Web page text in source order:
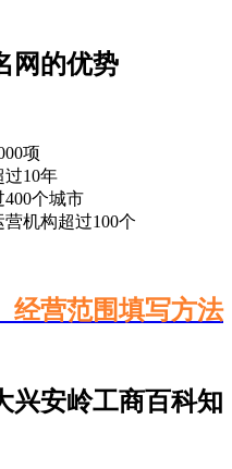
网的优势
项
过10年
400个城市
机构超过100个
经营范围填写方法
兴安岭工商百科知